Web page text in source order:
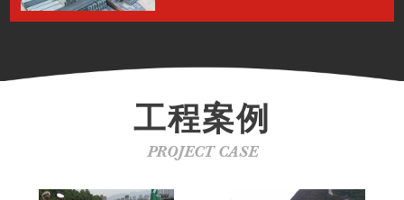
工程案例
PROJECT CASE